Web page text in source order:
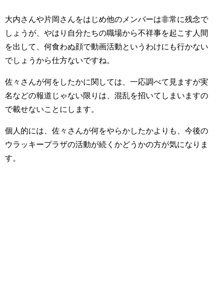
大内さんや片岡さんをはじめ他のメンバーは非常に残念で
しょうが、やはり自分たちの職場から不祥事を起こす人間
を出して、何食わぬ顔で動画活動というわけにも行かない
でしょうから仕方ないですね。
佐々さんが何をしたかに関しては、一応調べて見ますが実
名などの報道じゃない限りは、混乱を招いてしまいますの
で載せないことにします。
個人的には、佐々さんが何をやらかしたかよりも、今後の
ウラッキープラザの活動が続くかどうかの方が気になりま
す。